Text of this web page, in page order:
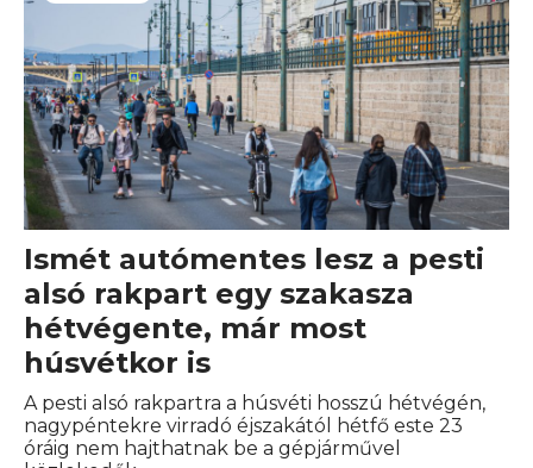
Ismét autómentes lesz a pesti
alsó rakpart egy szakasza
hétvégente, már most
húsvétkor is
A pesti alsó rakpartra a húsvéti hosszú hétvégén,
nagypéntekre virradó éjszakától hétfő este 23
óráig nem hajthatnak be a gépjárművel